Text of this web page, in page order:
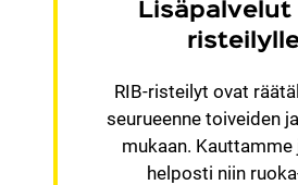
Lisäpalvelut
RIB-risteilyt ovat
seurueenne toiveiden
mukaan. Kauttamme
helposti niin